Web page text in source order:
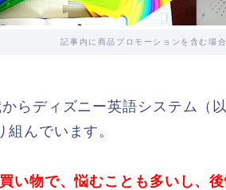
記事内に商品プロモーションを含む場
らディズニー英語システム（
組んでいます。
い物で、悩むことも多いし、